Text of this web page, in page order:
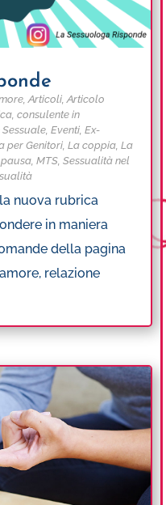
,Articoli ,Articolo
,consulente in
,Eventi ,Ex-
per Genitori ,La coppia ,La
,MTS ,Sessualità nel
nuova rubrica
in maniera
della pagina
relazione